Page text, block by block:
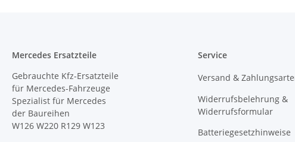
Mercedes Ersatzteile
Gebrauchte Kfz-Ersatzteile
für Mercedes-Fahrzeuge
Spezialist für Mercedes
der Baureihen
W126 W220 R129 W123
Service
Versand &
Widerrufsbelehrung &
Widerrufsformular
Batteriegesetzhinweise